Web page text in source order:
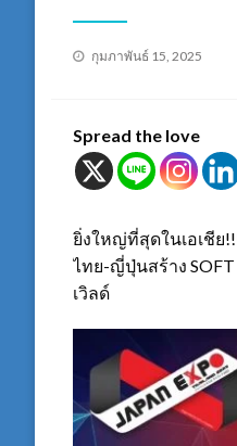
Posted
กุมภาพันธ์ 15, 2025
Spread the love
ยิ่งใหญ่ที่สุดในเอเชีย
ไทย-ญี่ปุ่นสร้าง
เวิลด์